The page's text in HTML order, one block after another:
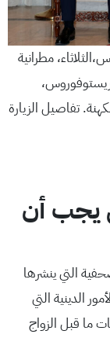
مطرانية
تفاصيل الزيارة
يجب أن
التي ينشرها
الدينية التي
ما قبل الزواج